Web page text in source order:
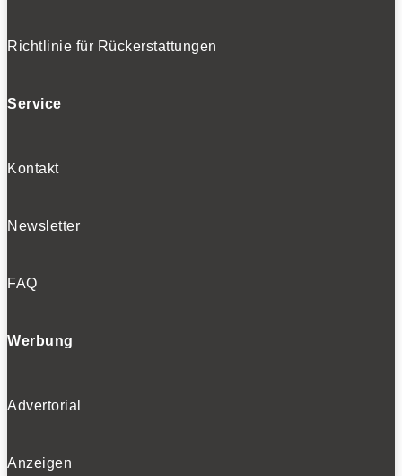
Richtlinie für Rückerstattungen
Service
Kontakt
Newsletter
FAQ
Werbung
Advertorial
Anzeigen